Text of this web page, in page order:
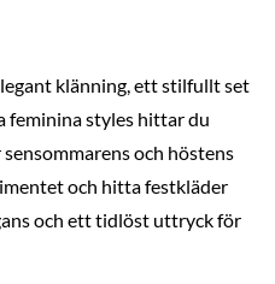
klänning, ett stilfullt set
feminina styles hittar du
och höstens
och hitta festkläder
och ett tidlöst uttryck för